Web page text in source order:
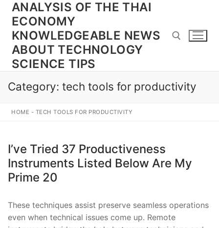
Skip
content
ANALYSIS OF THE THAI
ECONOMY
KNOWLEDGEABLE NEWS
ABOUT TECHNOLOGY
SCIENCE TIPS
Category: tech tools for productivity
HOME - TECH TOOLS FOR PRODUCTIVITY
I’ve Tried 37 Productiveness
Instruments Listed Below Are My
Prime 20
These techniques assist preserve seamless operations
even when technical issues come up. Remote